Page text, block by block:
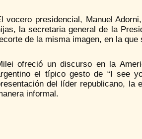
vocero presidencial, Manuel
la secretaria general de la
de la misma imagen, en la
ofreció un discurso en la
el típico gesto de “I see
del líder republicano, la
informal.